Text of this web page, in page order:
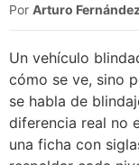
Por Arturo
Un vehículo
cómo se ve, sino
se habla de
diferencia real no
una ficha con